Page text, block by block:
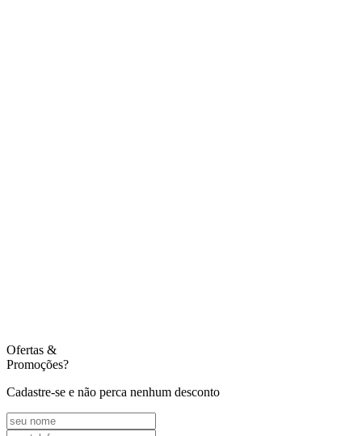
Ofertas &
Promoções?
Cadastre-se e não perca nenhum desconto